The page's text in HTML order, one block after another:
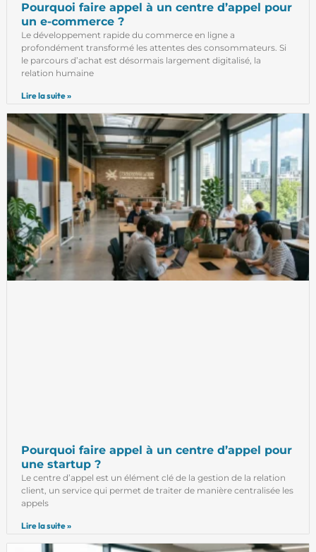
Pourquoi faire appel à un centre d’appel pour
un e-commerce ?
Le développement rapide du commerce en ligne a
profondément transformé les attentes des consommateurs. Si
le parcours d’achat est désormais largement digitalisé, la
relation humaine
Lire la suite »
Pourquoi faire appel à un centre d’appel pour
une startup ?
Le centre d’appel est un élément clé de la gestion de la relation
client, un service qui permet de traiter de manière centralisée les
appels
Lire la suite »